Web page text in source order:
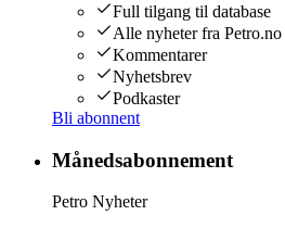
Full tilgang til database
Alle nyheter fra Petro.no
Kommentarer
Nyhetsbrev
Podkaster
Bli abonnent
Månedsabonnement
Petro Nyheter